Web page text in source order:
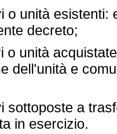
unità esistenti:
decreto;
unità
dell'unità e
a
in esercizio.